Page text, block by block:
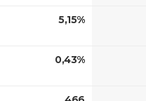
5,15%
0,43%